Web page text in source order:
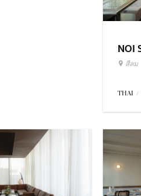
NOI
สีลม
THAI /